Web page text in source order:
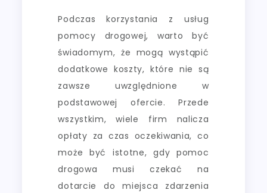
Podczas korzystania z usług
pomocy drogowej, warto być
świadomym, że mogą wystąpić
dodatkowe koszty, które nie są
zawsze uwzględnione w
podstawowej ofercie. Przede
wszystkim, wiele firm nalicza
opłaty za czas oczekiwania, co
może być istotne, gdy pomoc
drogowa musi czekać na
dotarcie do miejsca zdarzenia